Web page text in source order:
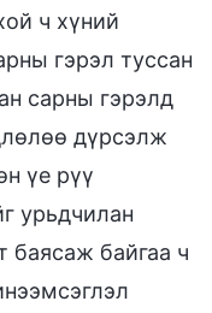
ч хүний
гэрэл туссан
сарны гэрэлд
дүрсэлж
үе рүү
урьдчилан
баясаж байгаа ч